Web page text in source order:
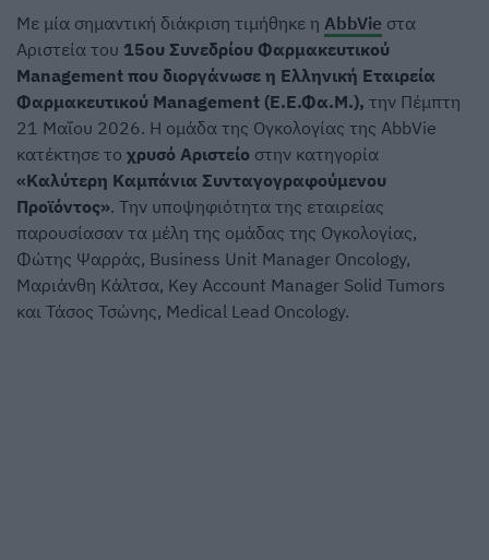
Με μία σημαντική διάκριση τιμήθηκε η AbbVie στα
Αριστεία του 15ου Συνεδρίου Φαρμακευτικού
Management που διοργάνωσε η Ελληνική Εταιρεία
Φαρμακευτικού Management (Ε.Ε.Φα.Μ.), την Πέμπτη
21 Μαΐου 2026. Η ομάδα της Ογκολογίας της AbbVie
κατέκτησε το χρυσό Αριστείο στην κατηγορία
«Καλύτερη Καμπάνια Συνταγογραφούμενου
Προϊόντος». Την υποψηφιότητα της εταιρείας
παρουσίασαν τα μέλη της ομάδας της Ογκολογίας,
Φώτης Ψαρράς, Business Unit Manager Oncology,
Μαριάνθη Κάλτσα, Key Account Manager Solid Tumors
και Τάσος Τσώνης, Medical Lead Oncology.